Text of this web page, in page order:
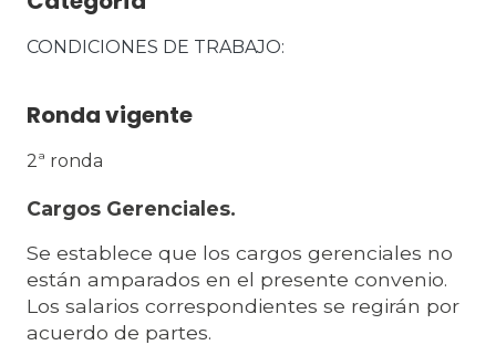
CONDICIONES DE TRABAJO
Ronda vigente
2ª ronda
Cargos Gerenciales.
Se establece que los cargos gerenciales no
están amparados en el presente convenio.
Los salarios correspondientes se regirán por
acuerdo de partes.